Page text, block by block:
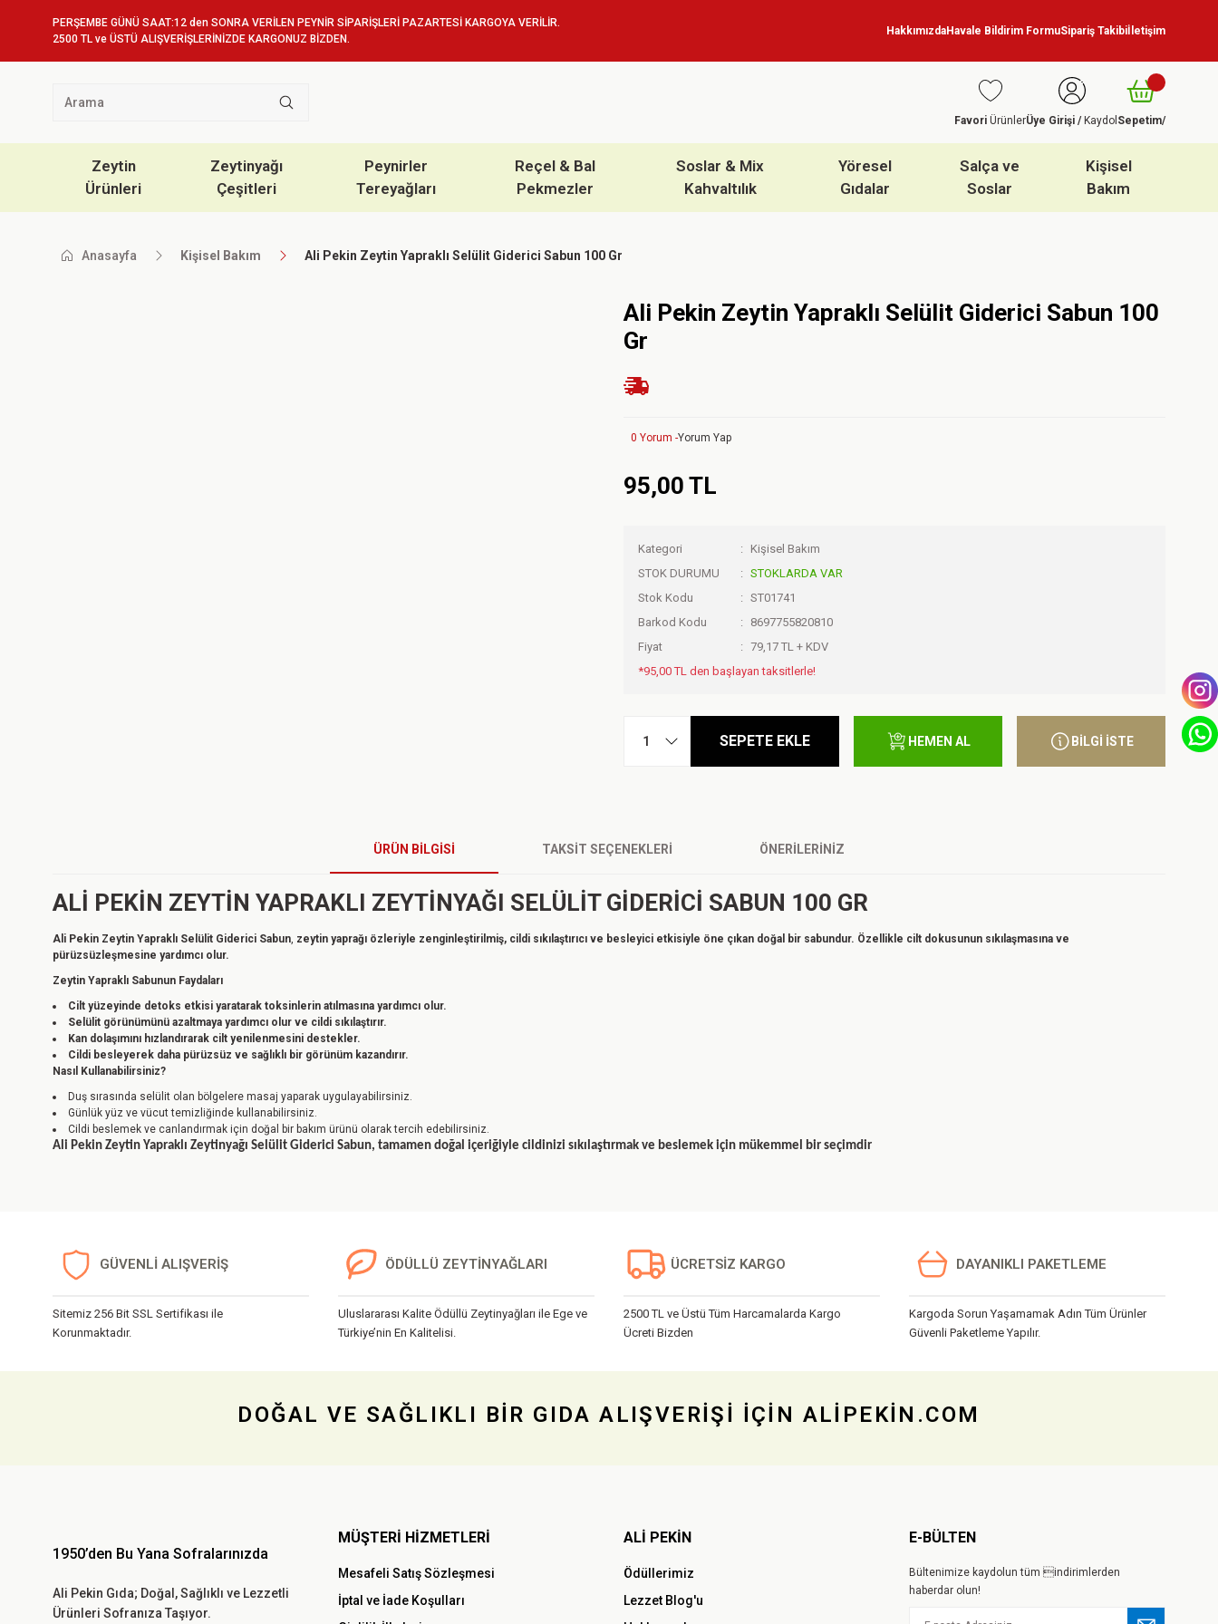
PERŞEMBE GÜNÜ SAAT:12 den SONRA VERİLEN PEYNİR SİPARİŞLERİ PAZARTESİ KARGOYA VERİLİR.
2500 TL ve ÜSTÜ ALIŞVERİŞLERİNİZDE KARGONUZ BİZDEN.
HakkımızdaHavale Bildirim FormuSipariş Takibiİletişim
Favori ÜrünlerÜye Girişi /Kaydol Sepetim/
Zeytin
Ürünleri
Zeytinyağı
Çeşitleri
Peynirler
Tereyağları
Reçel & Bal
Pekmezler
Soslar & Mix
Kahvaltılık
Yöresel
Gıdalar
Salça ve
Soslar
Kişisel
Bakım
Anasayfa Kişisel Bakım Ali Pekin Zeytin Yapraklı Selülit Giderici Sabun 100 Gr
Ali Pekin Zeytin Yapraklı Selülit Giderici Sabun 100
Gr
0 Yorum -Yorum Yap
95,00 TL
Kategori
Kişisel Bakım
STOK DURUMU
STOKLARDA VAR
Stok Kodu
ST01741
Barkod Kodu
8697755820810
Fiyat
79,17 TL + KDV
*95,00 TL den başlayan taksitlerle!
SEPETE EKLE HEMEN AL BİLGİ İSTE
ÜRÜN BILGISI TAKSIT SEÇENEKLERI ÖNERILERINIZ
ALİ PEKİN ZEYTİN YAPRAKLI ZEYTİNYAĞI SELÜLİT GİDERİCİ SABUN 100 GR
Ali Pekin Zeytin Yapraklı Selülit Giderici Sabun, zeytin yaprağı özleriyle zenginleştirilmiş, cildi sıkılaştırıcı ve besleyici etkisiyle öne çıkan doğal bir sabundur. Özellikle cilt dokusunun sıkılaşmasına ve
pürüzsüzleşmesine yardımcı olur.
Zeytin Yapraklı Sabunun Faydaları
Cilt yüzeyinde detoks etkisi yaratarak toksinlerin atılmasına yardımcı olur.
Selülit görünümünü azaltmaya yardımcı olur ve cildi sıkılaştırır.
Kan dolaşımını hızlandırarak cilt yenilenmesini destekler.
Cildi besleyerek daha pürüzsüz ve sağlıklı bir görünüm kazandırır.
Nasıl Kullanabilirsiniz?
Duş sırasında selülit olan bölgelere masaj yaparak uygulayabilirsiniz.
Günlük yüz ve vücut temizliğinde kullanabilirsiniz.
Cildi beslemek ve canlandırmak için doğal bir bakım ürünü olarak tercih edebilirsiniz.
Ali Pekin Zeytin Yapraklı Zeytinyağı Selülit Giderici Sabun, tamamen doğal içeriğiyle cildinizi sıkılaştırmak ve beslemek için mükemmel bir seçimdir
Ürün açıklamasında eksik bilgiler bulunuyor.
Ürün fiyatı diğer sitelerden daha pahalı.
GÜVENLİ ALIŞVERİŞ
Sitemiz 256 Bit SSL Sertifikası ile
Korunmaktadır.
ÖDÜLLÜ ZEYTİNYAĞLARI
Uluslararası Kalite Ödüllü Zeytinyağları ile Ege ve
Türkiye’nin En Kalitelisi.
ÜCRETSİZ KARGO
2500 TL ve Üstü Tüm Harcamalarda Kargo
Ücreti Bizden
DAYANIKLI PAKETLEME
Kargoda Sorun Yaşamamak Adın Tüm Ürünler
Güvenli Paketleme Yapılır.
DOĞAL VE SAĞLIKLI BİR GIDA ALIŞVERİŞİ İÇİN ALİPEKİN.COM
1950’den Bu Yana Sofralarınızda
Ali Pekin Gıda; Doğal, Sağlıklı ve Lezzetli
Ürünleri Sofranıza Taşıyor.
MÜŞTERİ HİZMETLERİ
Mesafeli Satış Sözleşmesi
İptal ve İade Koşulları
ALİ PEKİN
Ödüllerimiz
Lezzet Blog'u
E-BÜLTEN
Bültenimize kaydolun tüm indirimlerden
haberdar olun!